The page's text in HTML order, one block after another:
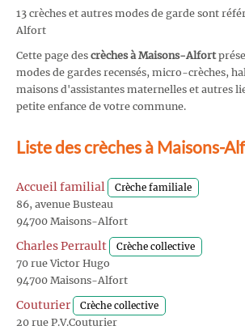
13 crèches et autres modes de garde sont
Alfort
Cette page des crèches à Maisons-Alfort
modes de gardes recensés, micro-crèches,
maisons d'assistantes maternelles et autres
petite enfance de votre commune.
Liste des crèches à Maisons-
Accueil familial Crèche familiale
86, avenue Busteau
94700 Maisons-Alfort
Charles Perrault Crèche collective
70 rue Victor Hugo
94700 Maisons-Alfort
Couturier Crèche collective
20 rue P.V.Couturier